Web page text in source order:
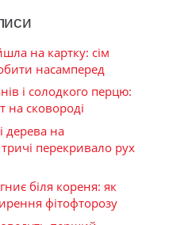
на картку: сім
насамперед
і солодкого перцю:
на сковороді
дерева на
перекривало рух
біля кореня: як
фітофторозу